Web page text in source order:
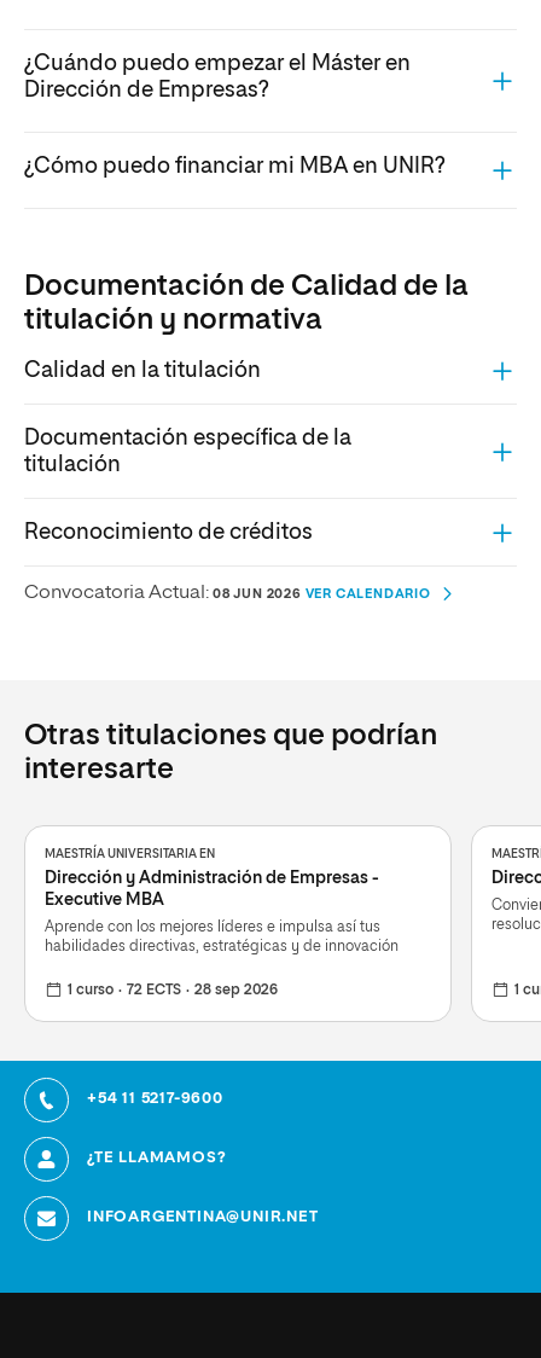
¿Cuándo puedo empezar el Máster en
Dirección de Empresas?
¿Cómo puedo financiar mi MBA en UNIR?
Documentación de Calidad de la
titulación y normativa
Calidad en la titulación
Documentación específica de la
titulación
Reconocimiento de créditos
Convocatoria Actual: 08 JUN 2026 VER CALENDARIO
Otras titulaciones que podrían
interesarte
MAESTRÍA UNIVERSITARIA EN
Dirección y Administración de Empresas -
Executive MBA
Aprende con los mejores líderes e impulsa así tus
habilidades directivas, estratégicas y de innovación
1 curso 72 ECTS 28 sep 2026 1
+54 11 5217-9600
¿TE LLAMAMOS?
INFOARGENTINA@UNIR.NET